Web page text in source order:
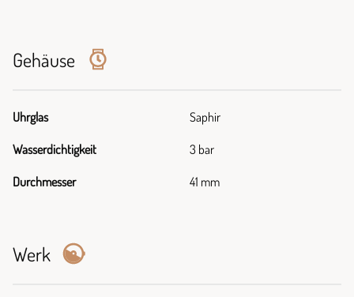
Gehäuse
Uhrglas Saphir
Wasserdichtigkeit 3 bar
Durchmesser 41 mm
Werk